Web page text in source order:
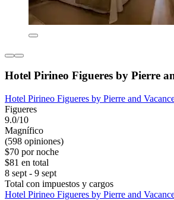
Hotel Pirineo Figueres by Pierre
Hotel Pirineo Figueres by Pierre and
Figueres
9.0/10
Magnífico
(598 opiniones)
$70 por noche
$81 en total
8 sept - 9 sept
Total con impuestos y cargos
Hotel Pirineo Figueres by Pierre and